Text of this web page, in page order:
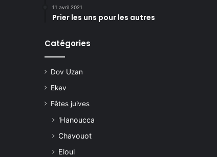
11 avril 2021
Prier les uns pour les autres
Catégories
Dov Uzan
Ekev
Fêtes juives
'Hanoucca
Chavouot
Eloul